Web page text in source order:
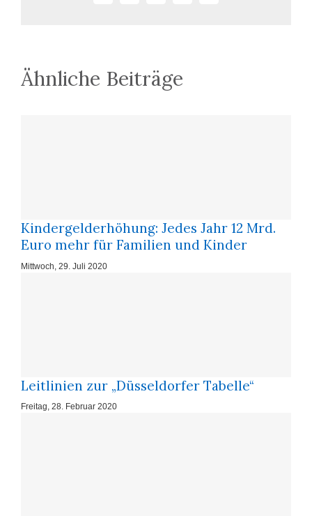
Ähnliche Beiträge
Kindergelderhöhung: Je­des Jahr 12 Mrd.
Eu­ro mehr für Fa­mi­li­en und Kin­der
Mittwoch, 29. Juli 2020
Leitlinien zur „Düsseldorfer Tabelle“
Freitag, 28. Februar 2020